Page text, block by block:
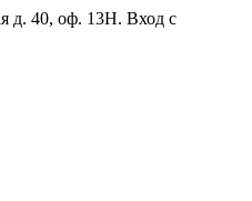
д. 40, оф. 13Н. Вход с